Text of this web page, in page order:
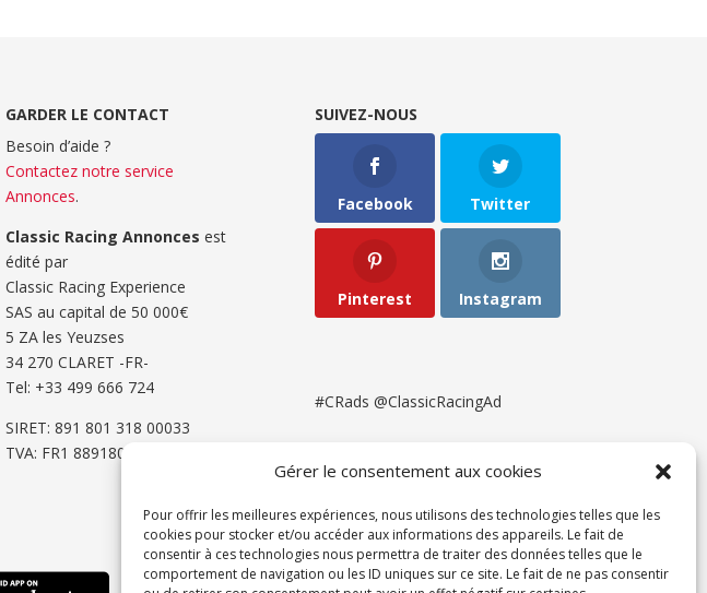
Gérer le consentement aux cookies
Pour offrir les meilleures expériences, nous utilisons des technologies telles que les
cookies pour stocker et/ou accéder aux informations des appareils. Le fait de
consentir à ces technologies nous permettra de traiter des données telles que le
comportement de navigation ou les ID uniques sur ce site. Le fait de ne pas consentir
GARDER LE CONTACT
Besoin d’aide ?
Contactez notre service
Annonces.
Classic Racing Annonces est
édité par
Classic Racing Experience
SAS au capital de 50 000€
5 ZA les Yeuzses
34 270 CLARET -FR-
Tel: ‭+33 499 666 724‬
SIRET: 891 801 318 00033
TVA: FR1 8891801318
SUIVEZ-NOUS
Facebook Twitter
Pinterest Instagram
#CRads @ClassicRacingAd